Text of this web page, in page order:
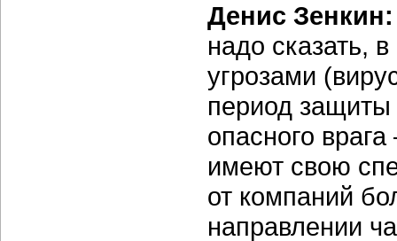
Денис
надо сказать,
угрозами
период защиты
опасного
имеют свою
от компаний
направлении